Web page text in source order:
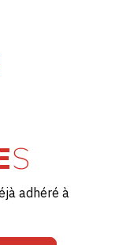
adhéré à